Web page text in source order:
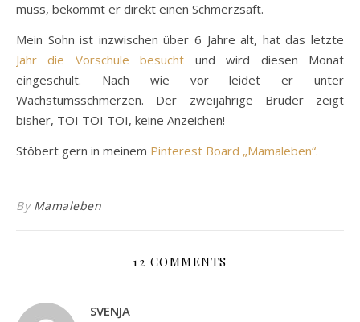
muss, bekommt er direkt einen Schmerzsaft.
Mein Sohn ist inzwischen über 6 Jahre alt, hat das letzte
Jahr die Vorschule besucht und wird diesen Monat
eingeschult. Nach wie vor leidet er unter
Wachstumsschmerzen. Der zweijährige Bruder zeigt
bisher, TOI TOI TOI, keine Anzeichen!
Stöbert gern in meinem Pinterest Board „Mamaleben“.
By Mamaleben
12 COMMENTS
SVENJA